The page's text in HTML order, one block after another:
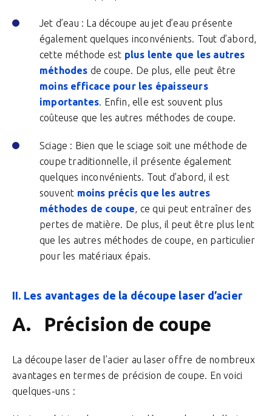
Jet d’eau : La découpe au jet d’eau présente
également quelques inconvénients. Tout d’abord,
cette méthode est plus lente que les autres
méthodes de coupe. De plus, elle peut être
moins efficace pour les épaisseurs
importantes. Enfin, elle est souvent plus
coûteuse que les autres méthodes de coupe.
Sciage : Bien que le sciage soit une méthode de
coupe traditionnelle, il présente également
quelques inconvénients. Tout d’abord, il est
souvent moins précis que les autres
méthodes de coupe, ce qui peut entraîner des
pertes de matière. De plus, il peut être plus lent
que les autres méthodes de coupe, en particulier
pour les matériaux épais.
II. Les avantages de la découpe laser d’acier
A. Précision de coupe
La découpe laser de l’acier au laser offre de nombreux
avantages en termes de précision de coupe. En voici
quelques-uns :